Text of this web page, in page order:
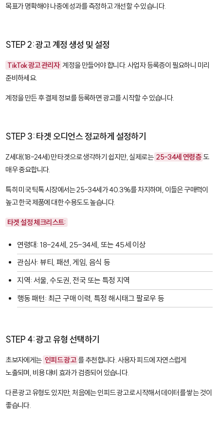
목표가 명확해야 나중에 성과를 측정하고 개선할 수 있습니다.
STEP 2: 광고 계정 생성 및 설정
TikTok 광고 관리자 계정을 만들어야 합니다. 사업자 등록증이 필요하니 미리
준비하세요.
계정을 만든 후 결제 정보를 등록하면 광고를 시작할 수 있습니다.
STEP 3: 타겟 오디언스 정교하게 설정하기
Z세대(18-24세)만 타겟으로 생각하기 쉽지만, 실제로는 25-34세 연령층 도
매우 중요합니다.
특히 미국 틱톡 시장에서는 25-34세가 40.3%를 차지하며, 이들은 구매력이
높고 한국 제품에 대한 수용도도 높습니다.
타겟 설정 체크리스트:
연령대: 18-24세, 25-34세, 또는 45세 이상
관심사: 뷰티, 패션, 게임, 음식 등
지역: 서울, 수도권, 전국 또는 특정 지역
행동 패턴: 최근 구매 이력, 특정 해시태그 팔로우 등
STEP 4: 광고 유형 선택하기
초보자에게는 인피드 광고 를 추천합니다. 사용자 피드에 자연스럽게
노출되며, 비용 대비 효과가 검증되어 있습니다.
다른 광고 유형도 있지만, 처음에는 인피드 광고로 시작해서 데이터를 쌓는 것이
좋습니다.